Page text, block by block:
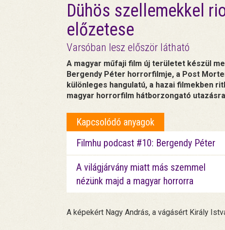
Dühös szellemekkel
előzetese
Varsóban lesz először látható
A magyar műfaji film új területet készül
Bergendy Péter horrorfilmje, a Post
különleges hangulatú, a hazai filmekben
magyar horrorfilm hátborzongató
Kapcsolódó anyagok
Filmhu podcast #10: Bergendy Péter
A világjárvány miatt más szemmel
nézünk majd a magyar horrorra
A képekért Nagy András, a vágásért Király